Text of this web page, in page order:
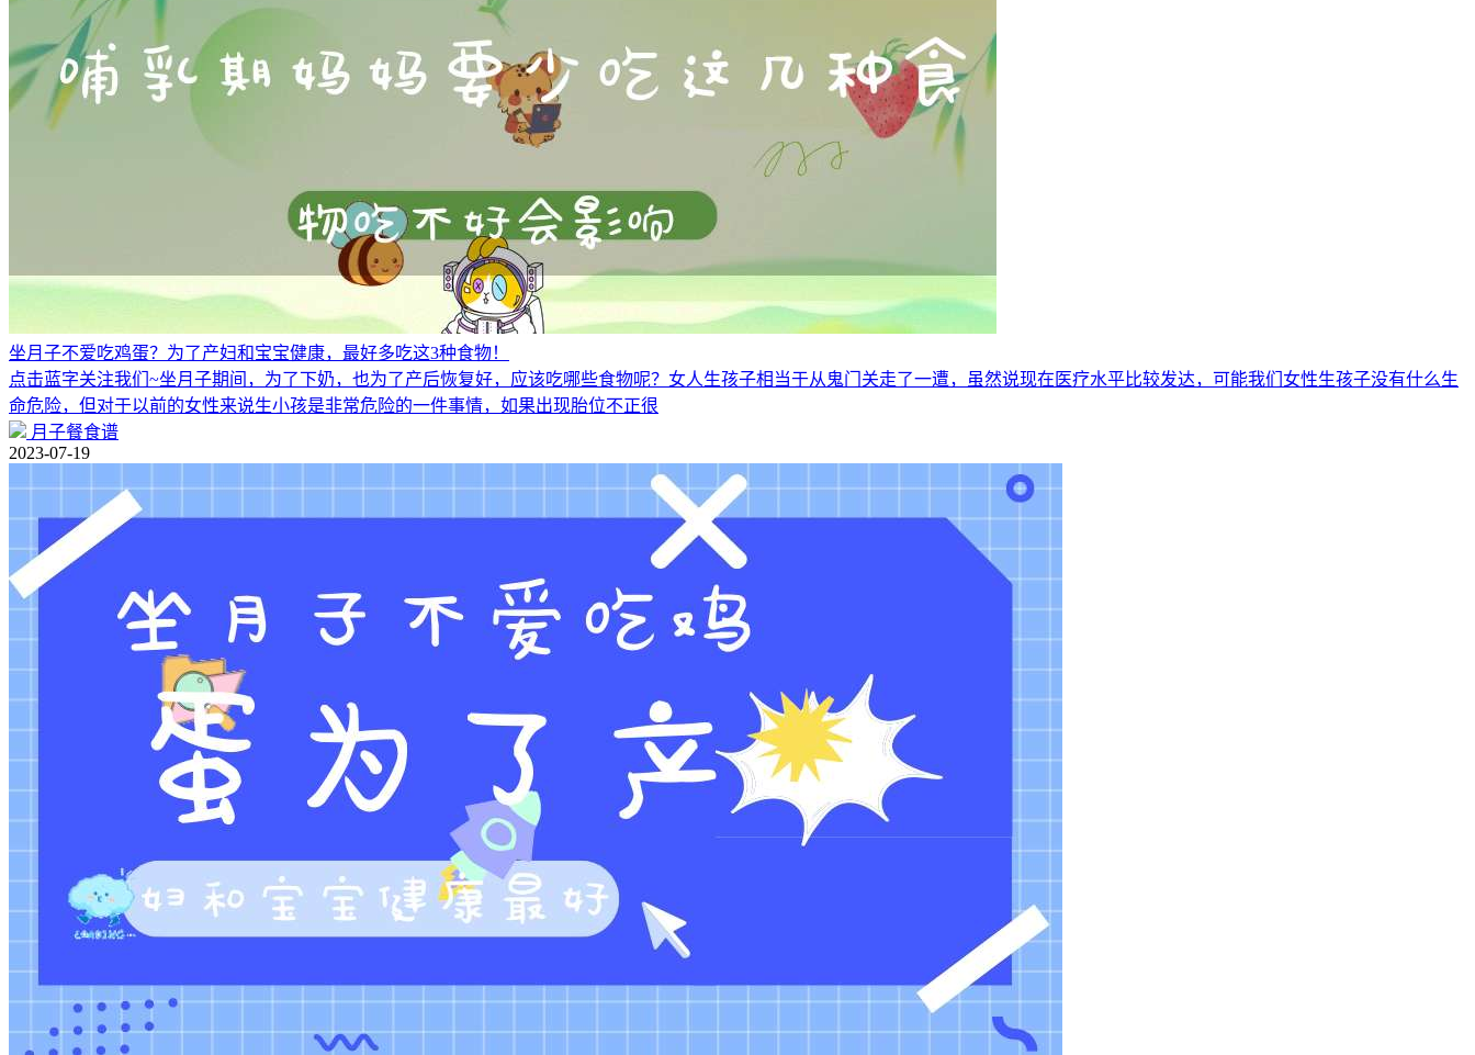
坐月子不爱吃鸡蛋？为了产妇和宝宝健康，最好多吃这3种食物！
点击蓝字关注我们~坐月子期间，为了下奶，也为了产后恢复好，应该吃哪些食物呢？女人生孩子相当于从鬼门关走了一遭，虽然说现在医疗水平比较发达，可能我们女性生孩子没有什么生
命危险，但对于以前的女性来说生小孩是非常危险的一件事情，如果出现胎位不正很
月子餐食谱
2023-07-19